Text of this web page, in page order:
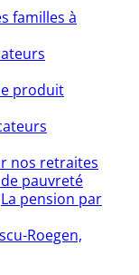
familles à
produit
nos retraites
pauvreté
La pension par
Roegen,